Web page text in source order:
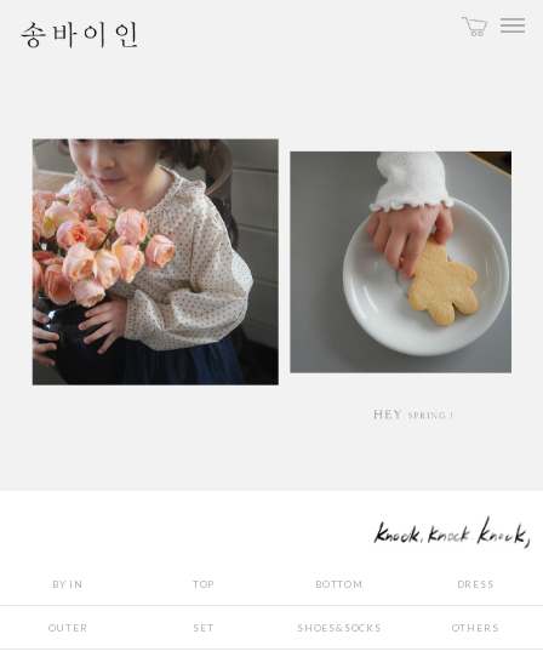
BY IN TOP BOTTOM DRESS
OUTER SET SHOES&SOCKS OTHERS